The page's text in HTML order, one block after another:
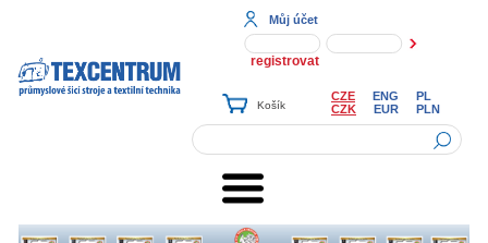
Můj účet
registrovat
CZE ENG
PL
CZK
EUR PLN